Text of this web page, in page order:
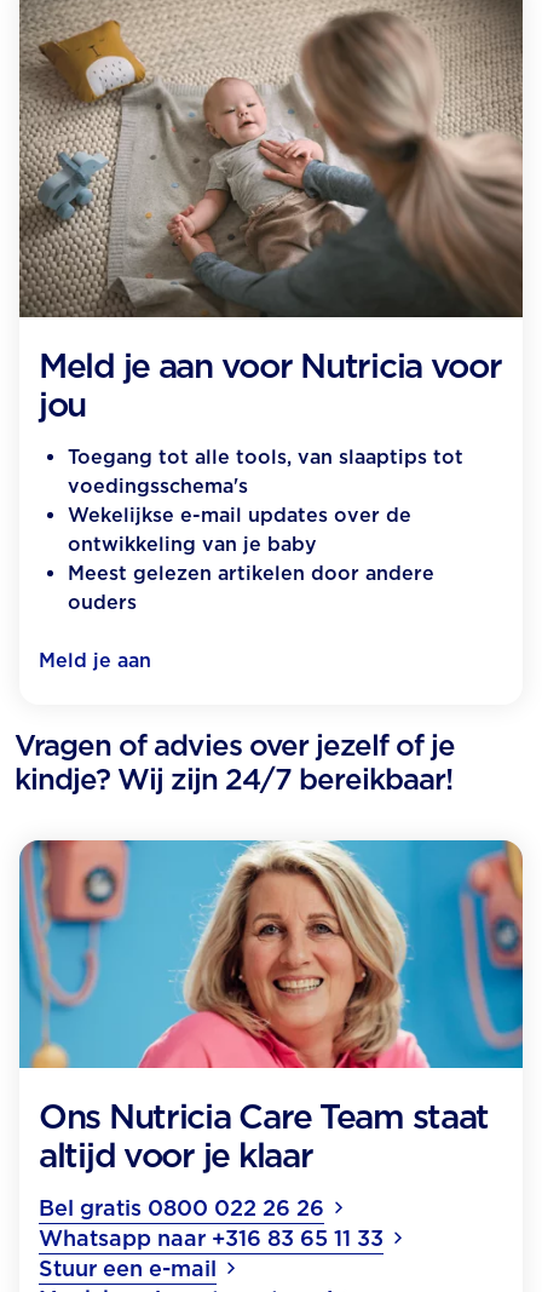
Meld je aan voor Nutricia voor
jou
Toegang tot alle tools, van slaaptips tot
voedingsschema's
Wekelijkse e-mail updates over de
ontwikkeling van je baby
Meest gelezen artikelen door andere
ouders
Meld je aan
Vragen of advies over jezelf of je
kindje? Wij zijn 24/7 bereikbaar!
Ons Nutricia Care Team staat
altijd voor je klaar
Bel gratis 0800 022 26 26
Whatsapp naar +316 83 65 11 33
Stuur een e-mail